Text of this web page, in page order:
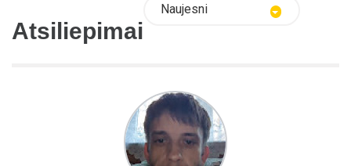
Atsiliepimai
Naujesni